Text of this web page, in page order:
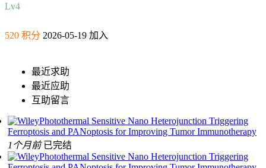
Lv4
520 积分 2026-05-19 加入
最近求助
最近应助
互助留言
Photothermal Sensitive Nano Heterojunction Triggering
Ferroptosis and PANoptosis for Improving Tumor Immunotherapy
1个月前 已完结
Photothermal Sensitive Nano Heterojunction Triggering